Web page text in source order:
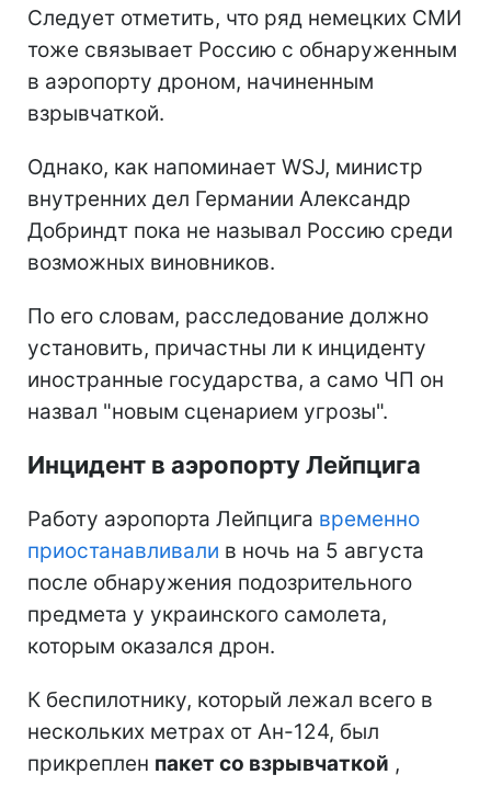
Следует отметить, что ряд немецких СМИ
тоже связывает Россию с обнаруженным
в аэропорту дроном, начиненным
взрывчаткой.
Однако, как напоминает WSJ, министр
внутренних дел Германии Александр
Добриндт пока не называл Россию среди
возможных виновников.
По его словам, расследование должно
установить, причастны ли к инциденту
иностранные государства, а само ЧП он
назвал "новым сценарием угрозы".
Инцидент в аэропорту Лейпцига
Работу аэропорта Лейпцига временно
приостанавливали в ночь на 5 августа
после обнаружения подозрительного
предмета у украинского самолета,
которым оказался дрон.
К беспилотнику, который лежал всего в
нескольких метрах от Ан-124, был
прикреплен пакет со взрывчаткой ,